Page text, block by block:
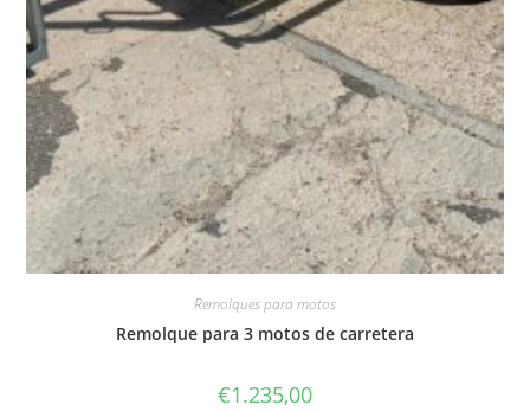
Remolques para motos
Remolque para 3 motos de carretera
€1.235,00